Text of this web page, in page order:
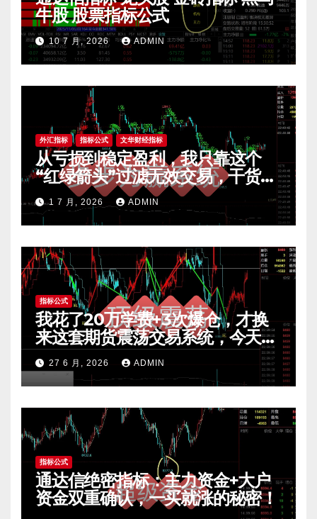
牛股 股票指标公式
10 7 月, 2026 ADMIN
外汇指标 指标公式 文华财经指标
从亏损到稳定盈利，我只靠这个
“红绿箭头”过滤无效交易，干货全
公开 mt4指标
1 7 月, 2026 ADMIN
指标公式
我花了20万学费+3次爆仓，才换
来这套期货震荡交易系统，今天免
费公开核心逻辑
27 6 月, 2026 ADMIN
指标公式
通达信绝密指标：主力资金+大户
资金双重确认，一买就涨的秘密！